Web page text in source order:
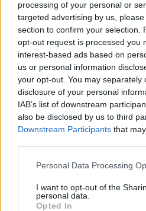
processing of your personal or
targeted advertising by us,
section to confirm your selection.
opt-out request is processed you
interest-based ads based on
us or personal information
your opt-out. You may separately
disclosure of your personal
IAB’s list of downstream
also be disclosed by us to third
Downstream Participants that
Personal Data Processing
I want to opt-out of the
personal data.
Opted In
21. März 2025 um 20:54
Zitat von Rookie_EVL
Ist doch Egal hat eh schon
Für eine Ü Lizenz in meinen Augen